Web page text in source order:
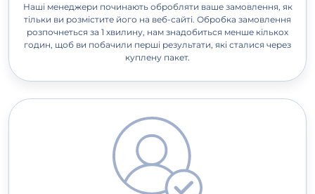
Наші менеджери починають обробляти ваше замовлення, як
тільки ви розмістите його на веб-сайті. Обробка замовлення
розпочнеться за 1 хвилину, нам знадобиться менше кількох
годин, щоб ви побачили перші результати, які сталися через
куплену пакет.